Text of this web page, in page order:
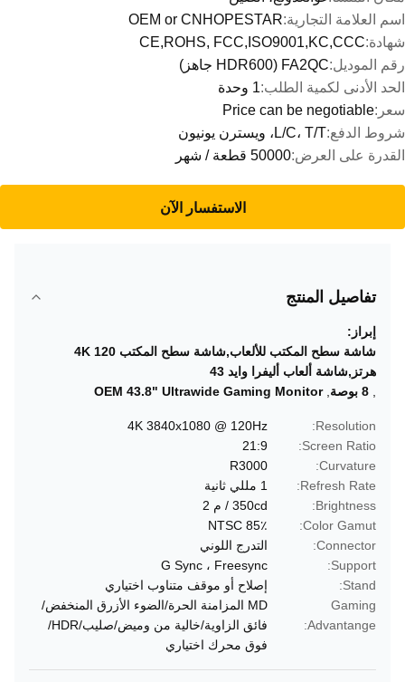
اسم العلامة التجارية:OEM or CNHOPESTAR
شهادة:CE,ROHS, FCC,ISO9001,KC,CCC
رقم الموديل:FA2QC (HDR600 جاهز)
الحد الأدنى لكمية الطلب:1 وحدة
سعر:Price can be negotiable
شروط الدفع:L/C، T/T، ويسترن يونيون
القدرة على العرض:50000 قطعة / شهر
الاستفسار الآن
تفاصيل المنتج
إبراز:
شاشة سطح المكتب للألعاب,شاشة سطح المكتب 4K 120
هرتز,شاشة ألعاب أليفرا وايد 43
8 بوصة ,
OEM 43.8" Ultrawide Gaming Monitor
Resolution:
4K 3840x1080 @ 120Hz
Screen Ratio:
21:9
Curvature:
R3000
Refresh Rate:
1 مللي ثانية
Brightness:
350cd / م 2
Color Gamut:
NTSC 85٪
Connector:
التدرج اللوني
Support:
G Sync ، Freesync
Stand:
إصلاح أو موقف متناوب اختياري
Gaming
Advantange:
MD المزامنة الحرة/الضوء الأزرق المنخفض/
فائق الزاوية/خالية من وميض/صليب/HDR/
فوق محرك اختياري